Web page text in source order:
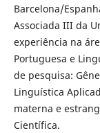
Barcelona/
Associada III da
experiência na
Portuguesa e
de pesquisa:
Linguística
materna e
Científica.